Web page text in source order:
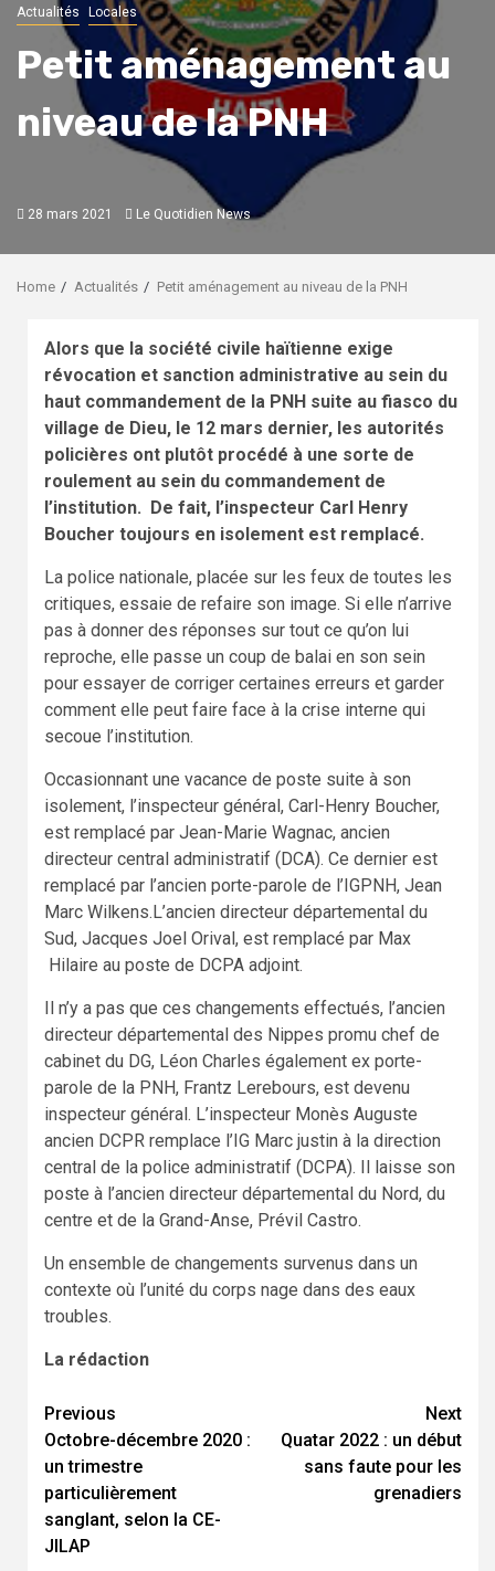
Actualités Locales
Petit aménagement au
niveau de la PNH
28 mars 2021 Le Quotidien News
Home Actualités Petit aménagement au niveau de la PNH
Alors que la société civile haïtienne exige
révocation et sanction administrative au sein du
haut commandement de la PNH suite au fiasco du
village de Dieu, le 12 mars dernier, les autorités
policières ont plutôt procédé à une sorte de
roulement au sein du commandement de
l’institution. De fait, l’inspecteur Carl Henry
Boucher toujours en isolement est remplacé.
La police nationale, placée sur les feux de toutes les
critiques, essaie de refaire son image. Si elle n’arrive
pas à donner des réponses sur tout ce qu’on lui
reproche, elle passe un coup de balai en son sein
pour essayer de corriger certaines erreurs et garder
comment elle peut faire face à la crise interne qui
secoue l’institution.
Occasionnant une vacance de poste suite à son
isolement, l’inspecteur général, Carl-Henry Boucher,
est remplacé par Jean-Marie Wagnac, ancien
directeur central administratif (DCA). Ce dernier est
remplacé par l’ancien porte-parole de l’IGPNH, Jean
Marc Wilkens.L’ancien directeur départemental du
Sud, Jacques Joel Orival, est remplacé par Max
Hilaire au poste de DCPA adjoint.
Il n’y a pas que ces changements effectués, l’ancien
directeur départemental des Nippes promu chef de
cabinet du DG, Léon Charles également ex porte-
parole de la PNH, Frantz Lerebours, est devenu
inspecteur général. L’inspecteur Monès Auguste
ancien DCPR remplace l’IG Marc justin à la direction
central de la police administratif (DCPA). Il laisse son
poste à l’ancien directeur départemental du Nord, du
centre et de la Grand-Anse, Prévil Castro.
Un ensemble de changements survenus dans un
contexte où l’unité du corps nage dans des eaux
troubles.
La rédaction
Continue
Reading
Previous
Octobre-décembre 2020 :
un trimestre
particulièrement
sanglant, selon la CE-
JILAP
Next
Quatar 2022 : un début
sans faute pour les
grenadiers